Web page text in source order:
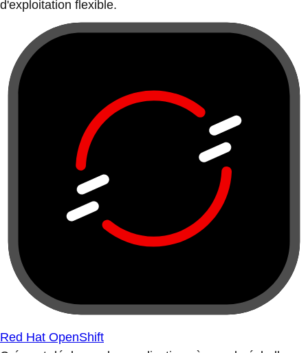
d'exploitation flexible.
Red Hat OpenShift